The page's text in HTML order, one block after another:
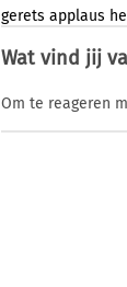
gerets applaus
Wat vind jij
Om te reageren